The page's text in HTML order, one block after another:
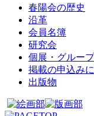
春陽会の歴史
沿革
会員名簿
研究会
個展・グルー
掲載の申込み
出版物